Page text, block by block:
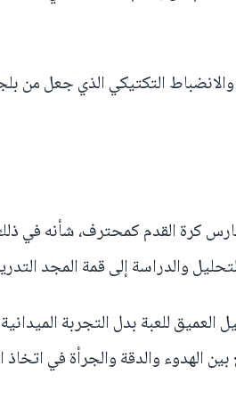
التكتيكي الذي جعل من
كرة القدم كمحترف، شأنه في
والدراسة إلى قمة المجد
العميق للعبة بدل التجربة
والدقة والجرأة في اتخاذ